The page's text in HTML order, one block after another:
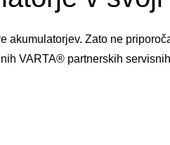
Zato ne
VARTA® partnerskih